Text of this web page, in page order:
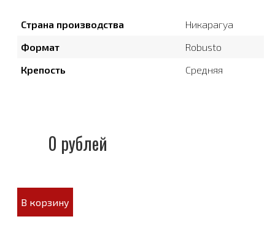
Страна производства
Никарагуа
Формат
Robusto
Крепость
Средняя
0 рублей
В корзину